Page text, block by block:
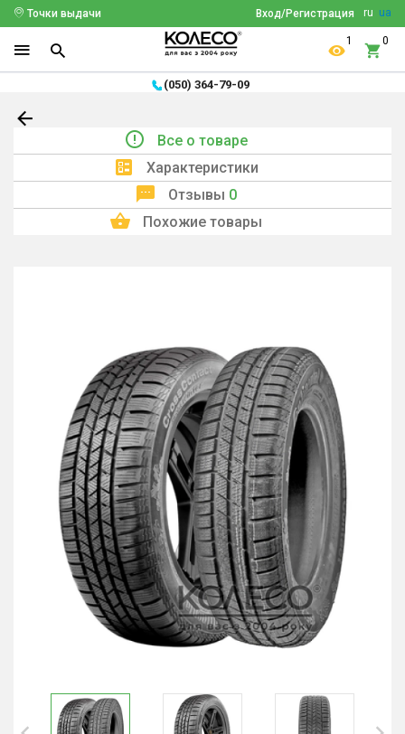
ru ua
Вход/Регистрация
Точки выдачи
1 0
(050) 364-79-09
Все о товаре
Характеристики
Отзывы 0
Похожие товары